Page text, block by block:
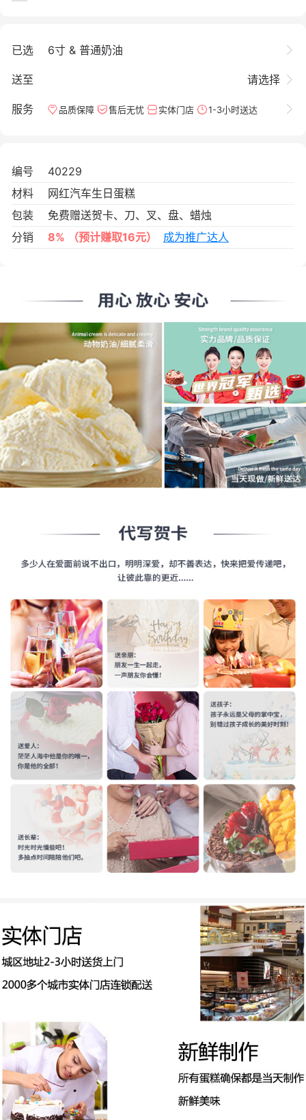
已选 6寸 & 普通奶油
送至 请选择
服务 品质保障 售后无忧 实体门店 1-3小时送达
编号
40229
材料
网红汽车生日蛋糕
包装
免费赠送贺卡、刀、叉、盘、蜡烛
分销
8% （预计赚取16元） 成为推广达人